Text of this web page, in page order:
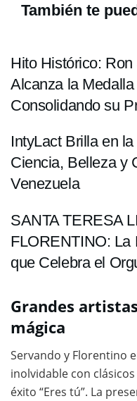
También te
Hito Histórico:
Alcanza la
Consolidando su
IntyLact Brilla en
Ciencia, Belleza y
Venezuela
SANTA TERESA
FLORENTINO: La
que Celebra el
Grandes
mágica
Servando y Florentino
inolvidable con
éxito “Eres tú”. La